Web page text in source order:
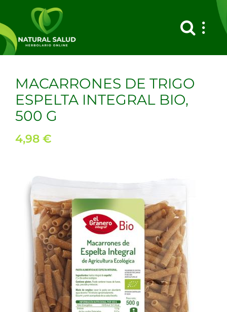
contenido
MACARRONES DE TRIGO
ESPELTA INTEGRAL BIO,
500 G
4,98 €